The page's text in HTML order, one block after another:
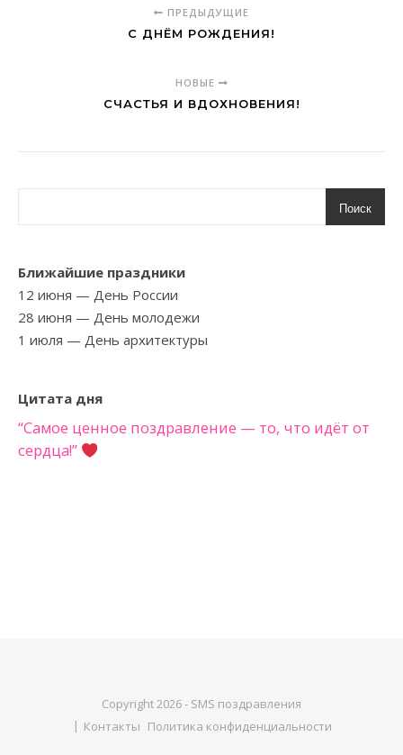
ПРЕДЫДУЩИЕ
С ДНЁМ РОЖДЕНИЯ!
НОВЫЕ
СЧАСТЬЯ И ВДОХНОВЕНИЯ!
Поиск
Ближайшие праздники
12 июня — День России
28 июня — День молодежи
1 июля — День архитектуры
Цитата дня
“Самое ценное поздравление — то, что идёт от
сердца!”
Copyright 2026 - SMS поздравления
Контакты Политика конфиденциальности